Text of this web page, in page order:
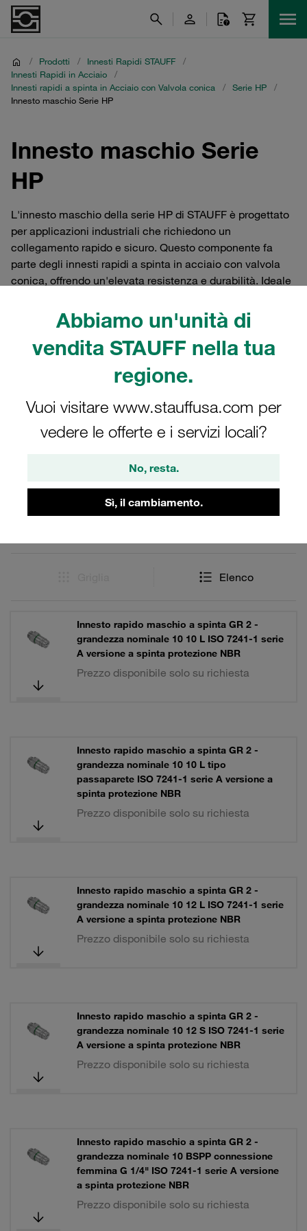
Abbiamo un'unità di
vendita STAUFF nella tua
regione.
Vuoi visitare www.stauffusa.com per
vedere le offerte e i servizi locali?
No, resta.
Sì, il cambiamento.
/ Prodotti / Innesti Rapidi STAUFF
/
Innesti Rapidi in Acciaio
/
Innesti rapidi a spinta in Acciaio con Valvola conica
/ Serie HP
/
Innesto maschio Serie HP
Innesto maschio Serie
HP
L'innesto maschio della serie HP di STAUFF è progettato
per applicazioni industriali che richiedono un
collegamento rapido e sicuro. Questo componente fa
parte degli innesti rapidi a spinta in acciaio con valvola
conica, offrendo un'elevata resistenza e durabilità. Ideale
connessione affidabile e senza perdite, facilitando
l'installazione e la manutenzione. Perfetto per l'uso in
ambienti esigenti, questo innesto è una soluzione
propri sistemi di innesti rapidi.
Serie HP
Elenco
Innesto rapido maschio a spinta GR 2 -
grandezza nominale 10 10 L ISO 7241-1 serie
A versione a spinta protezione NBR
Prezzo disponibile solo su richiesta
Innesto rapido maschio a spinta GR 2 -
grandezza nominale 10 10 L tipo
passaparete ISO 7241-1 serie A versione a
spinta protezione NBR
Prezzo disponibile solo su richiesta
Innesto rapido maschio a spinta GR 2 -
grandezza nominale 10 12 L ISO 7241-1 serie
A versione a spinta protezione NBR
Prezzo disponibile solo su richiesta
Innesto rapido maschio a spinta GR 2 -
grandezza nominale 10 12 S ISO 7241-1 serie
A versione a spinta protezione NBR
Prezzo disponibile solo su richiesta
Innesto rapido maschio a spinta GR 2 -
grandezza nominale 10 BSPP connessione
femmina G 1/4" ISO 7241-1 serie A versione
a spinta protezione NBR
Prezzo disponibile solo su richiesta